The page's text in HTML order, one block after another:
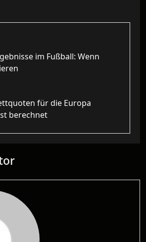
im Fußball: Wenn
für die Europa
berechnet